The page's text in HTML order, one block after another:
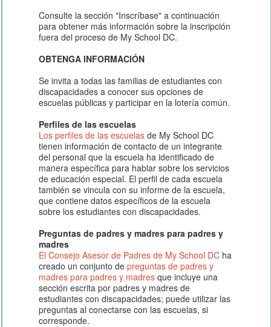
Consulte la sección "Inscríbase" a continuación
para obtener más información sobre la inscripción
fuera del proceso de My School DC.
OBTENGA INFORMACIÓN
Se invita a todas las familias de estudiantes con
discapacidades a conocer sus opciones de
escuelas públicas y participar en la lotería común.
Perfiles de las escuelas
Los perfiles de las escuelas de My School DC
tienen información de contacto de un integrante
del personal que la escuela ha identificado de
manera específica para hablar sobre los servicios
de educación especial. El perfil de cada escuela
también se vincula con su informe de la escuela,
que contiene datos específicos de la escuela
sobre los estudiantes con discapacidades.
Preguntas de padres y madres para padres y
madres
El Consejo Asesor de Padres de My School DC ha
creado un conjunto de preguntas de padres y
madres para padres y madres que incluye una
sección escrita por padres y madres de
estudiantes con discapacidades; puede utilizar las
preguntas al conectarse con las escuelas, si
corresponde.